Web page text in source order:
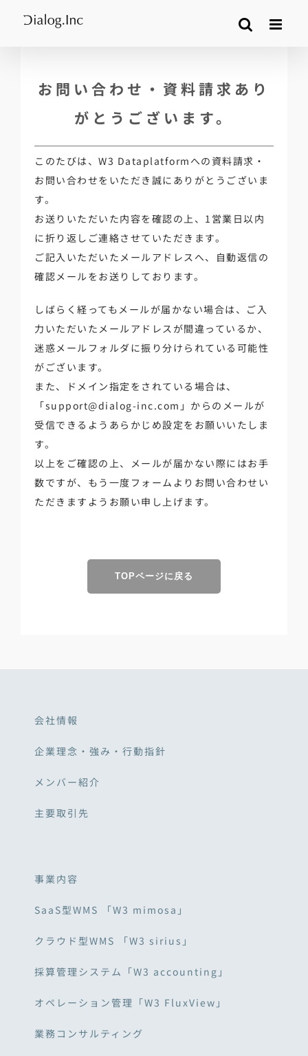
お問い合わせ・資料請求あり
がとうございます。
このたびは、W3 Dataplatformへの資料請求・
お問い合わせをいただき誠にありがとうございま
す。
お送りいただいた内容を確認の上、1営業日以内
に折り返しご連絡させていただきます。
ご記入いただいたメールアドレスへ、自動返信の
確認メールをお送りしております。
しばらく経ってもメールが届かない場合は、ご入
力いただいたメールアドレスが間違っているか、
迷惑メールフォルダに振り分けられている可能性
がございます。
また、ドメイン指定をされている場合は、
「support@dialog-inc.com」からのメールが
受信できるようあらかじめ設定をお願いいたしま
す。
以上をご確認の上、メールが届かない際にはお手
数ですが、もう一度フォームよりお問い合わせい
ただきますようお願い申し上げます。
TOPページに戻る
会社情報
企業理念・強み・行動指針
メンバー紹介
主要取引先
事業内容
SaaS型WMS 「W3 mimosa」
クラウド型WMS 「W3 sirius」
採算管理システム「W3 accounting」
オペレーション管理「W3 FluxView」
業務コンサルティング